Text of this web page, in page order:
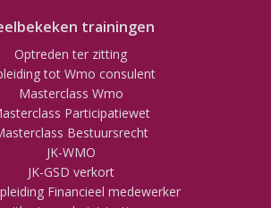
trainingen
Optreden ter zitting
tot Wmo consulent
Masterclass Wmo
Participatiewet
Bestuursrecht
JK-WMO
JK-GSD verkort
Financieel medewerker